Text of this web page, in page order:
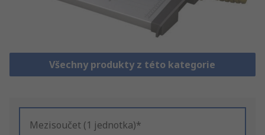
Všechny produkty z této kategorie
Mezisoučet (1 jednotka)*